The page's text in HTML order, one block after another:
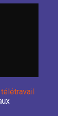
télétravail